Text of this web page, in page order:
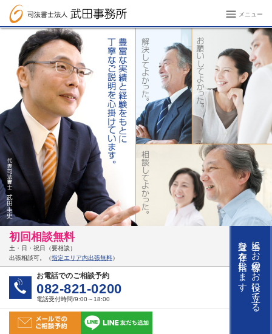
メニュー
本当にお客様の
お役に立てる
身近な存在を目指します
初回相談無料
土・日・祝日（要相談）
出張相談可。（指定エリア内出張無料）
お電話でのご相談予約
082-821-0200
電話受付時間/9:00～18:00